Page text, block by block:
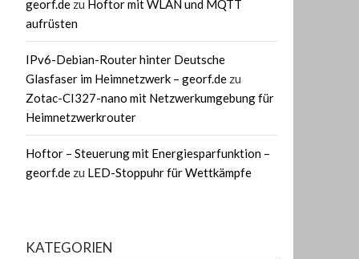
georf.de zu Hoftor mit WLAN und MQTT
aufrüsten
IPv6-Debian-Router hinter Deutsche
Glasfaser im Heimnetzwerk – georf.de zu
Zotac-CI327-nano mit Netzwerkumgebung für
Heimnetzwerkrouter
Hoftor – Steuerung mit Energiesparfunktion –
georf.de zu LED-Stoppuhr für Wettkämpfe
KATEGORIEN